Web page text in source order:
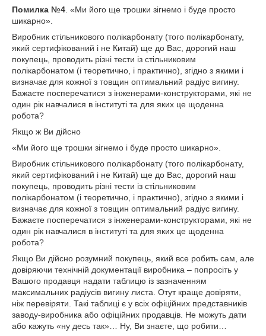
Помилка №4 . «Ми його ще трошки зігнемо і буде просто
шикарно».
Виробник стільникового полікарбонату (того полікарбонату,
який сертифікований і не Китай) ще до Вас, дорогий наш
покупець, проводить різні тести із стільниковим
полікарбонатом (і теоретично, і практично), згідно з якими і
визначає для кожної з товщин оптимальний радіус вигину.
Бажаєте посперечатися з інженерами-конструкторами, які не
один рік навчалися в інституті та для яких це щоденна
робота?
Якщо ж Ви дійсно
«Ми його ще трошки зігнемо і буде просто шикарно».
Виробник стільникового полікарбонату (того полікарбонату,
який сертифікований і не Китай) ще до Вас, дорогий наш
покупець, проводить різні тести із стільниковим
полікарбонатом (і теоретично, і практично), згідно з якими і
визначає для кожної з товщин оптимальний радіус вигину.
Бажаєте посперечатися з інженерами-конструкторами, які не
один рік навчалися в інституті та для яких це щоденна
робота?
Якщо Ви дійсно розумний покупець, який все робить сам, але
довіряючи технічній документації виробника – попросіть у
Вашого продавця надати таблицю із зазначенням
максимальних радіусів вигину листа. Отут краще довіряти,
ніж перевіряти. Такі таблиці є у всіх офіційних представників
заводу-виробника або офіційних продавців. Не можуть дати
або кажуть «ну десь так»… Ну, Ви знаєте, що робити…